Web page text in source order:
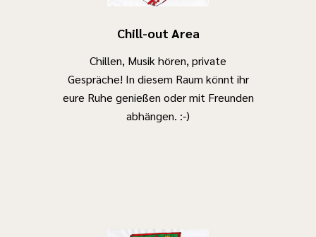
Chill-out Area
Chillen, Musik hören, private
Gespräche! In diesem Raum könnt ihr
eure Ruhe genießen oder mit Freunden
abhängen. :-)